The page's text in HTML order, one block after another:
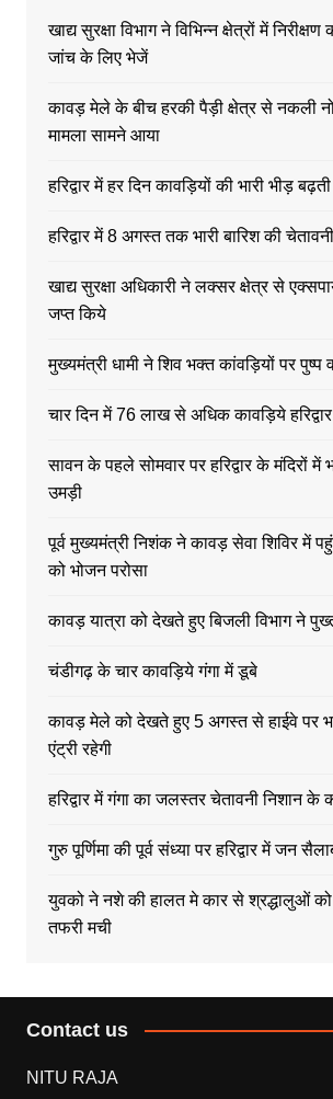
खाद्य सुरक्षा विभाग ने विभिन्न क्षेत्रों में
जांच के लिए भेजें
कावड़ मेले के बीच हरकी पैड़ी क्षेत्र से नकली
मामला सामने आया
हरिद्वार में हर दिन कावड़ियों की भारी भीड़
हरिद्वार में 8 अगस्त तक भारी बारिश की चेतावनी
खाद्य सुरक्षा अधिकारी ने लक्सर क्षेत्र से
जप्त किये
मुख्यमंत्री धामी ने शिव भक्त कांवड़ियों पर पुष्प
चार दिन में 76 लाख से अधिक कावड़िये
सावन के पहले सोमवार पर हरिद्वार के मंदिरों में
उमड़ी
पूर्व मुख्यमंत्री निशंक ने कावड़ सेवा शिविर में
को भोजन परोसा
कावड़ यात्रा को देखते हुए बिजली विभाग ने
चंडीगढ़ के चार कावड़िये गंगा में डूबे
कावड़ मेले को देखते हुए 5 अगस्त से हाईवे पर
एंट्री रहेगी
हरिद्वार में गंगा का जलस्तर चेतावनी निशान के
गुरु पूर्णिमा की पूर्व संध्या पर हरिद्वार में जन
युवको ने नशे की हालत मे कार से श्रद्धालुओं
तफरी मची
Contact us
NITU RAJA